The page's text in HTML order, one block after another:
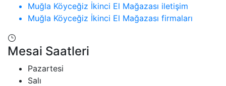
Muğla Köyceğiz İkinci El Mağazası iletişim
Muğla Köyceğiz İkinci El Mağazası firmaları
Mesai Saatleri
Pazartesi
Salı